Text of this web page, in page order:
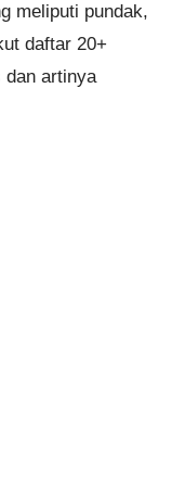
meliputi pundak,
daftar 20+
dan artinya